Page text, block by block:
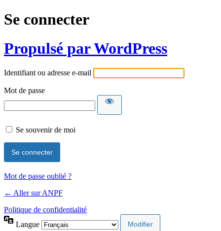
Se connecter
Propulsé par WordPress
Identifiant ou adresse e-mail
Mot de passe
Se souvenir de moi
Mot de passe oublié ?
← Aller sur ANPF
Politique de confidentialité
Langue